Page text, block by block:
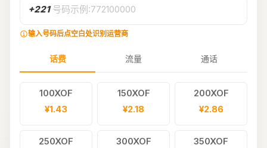
+221 号码示例:772100000
输入号码后点空白处识别运营商
话费 流量 通话
100XOF
¥1.43
150XOF
¥2.18
200XOF
¥2.86
250XOF
300XOF
350XOF